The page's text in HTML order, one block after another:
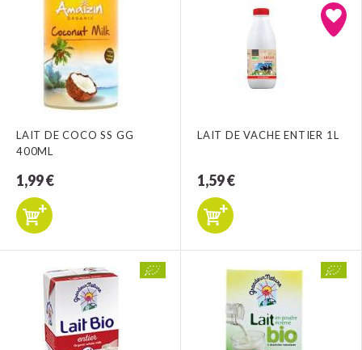
LAIT DE COCO SS GG
400ML
1,99 €
LAIT DE VACHE ENTIER 1L
1,59 €